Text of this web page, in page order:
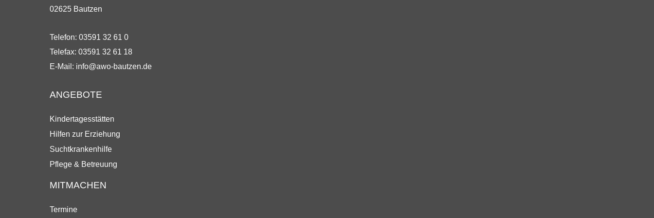
02625 Bautzen
Telefon: 03591 32 61 0
Telefax: 03591 32 61 18
E-Mail: info@awo-bautzen.de
ANGEBOTE
Kindertagesstätten
Hilfen zur Erziehung
Suchtkrankenhilfe
Pflege & Betreuung
MITMACHEN
Termine